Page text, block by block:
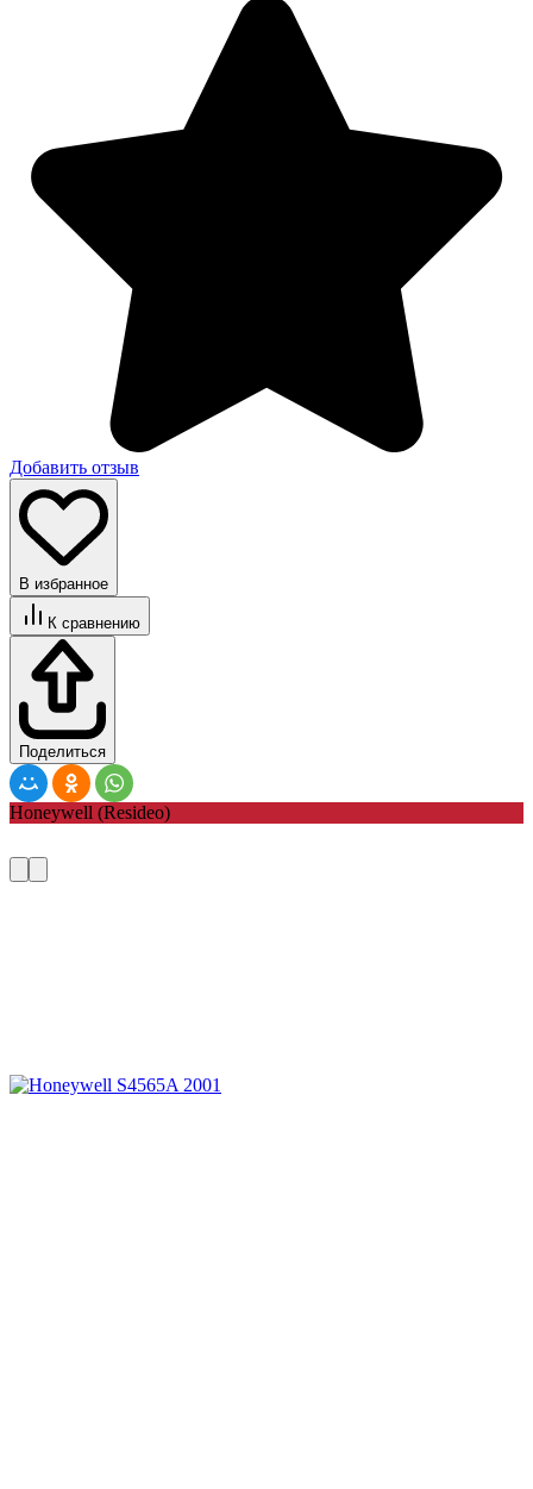
Добавить отзыв
В избранное
К сравнению
Поделиться
Honeywell (Resideo)